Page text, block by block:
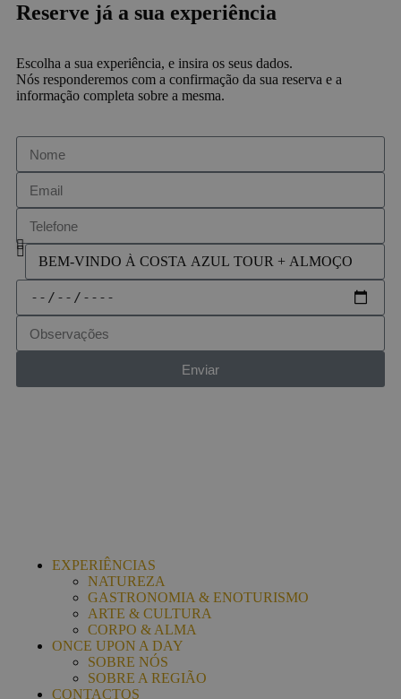
Reserve já a sua experiência
Escolha a sua experiência, e insira os seus dados.
Nós responderemos com a confirmação da sua reserva e a
informação completa sobre a mesma.
Enviar
EXPERIÊNCIAS
NATUREZA
GASTRONOMIA & ENOTURISMO
ARTE & CULTURA
CORPO & ALMA
ONCE UPON A DAY
SOBRE NÓS
SOBRE A REGIÃO
CONTACTOS